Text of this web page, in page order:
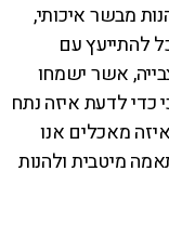
מבשר איכותי,
להתייעץ עם
אשר ישמחו
כדי לדעת איזה נתח
מאכלים אנו
מיטבית ולהנות